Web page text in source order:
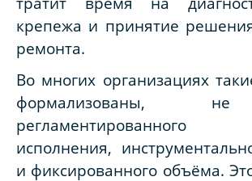
крепежа и принятие
ремонта.
Во многих организациях
формализованы,
исполнения,
и фиксированного объёма.